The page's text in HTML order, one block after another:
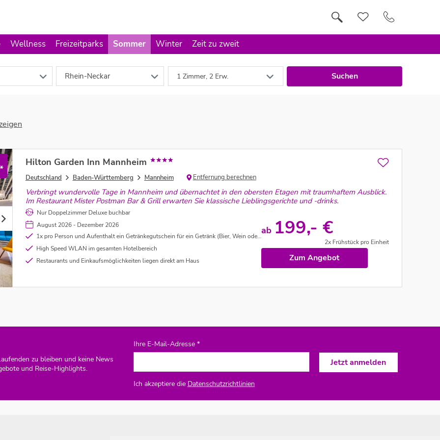
Wellness Freizeitparks Sommer Winter Zeit zu zweit
Rhein-Neckar 1 Zimmer, 2 Erw. Suchen
*
Hilton Garden Inn Mannheim
Deutschland Baden-Württemberg Mannheim Entfernung berechnen
Verbringt wundervolle Tage in Mannheim und übernachtet in den obersten Etagen mit traumhaftem Ausblick.
Im Restaurant Mister Postman Bar & Grill erwarten Sie klassische Lieblingsgerichte und -drinks.
Nur Doppelzimmer Deluxe buchbar
August 2026 - Dezember 2026
1x pro Person und Aufenthalt ein Getränkegutschein für ein Getränk (Bier, Wein oder Softgetränk) in der stylischen Bar "Mr. Postman"
High Speed WLAN im gesamten Hotelbereich
Restaurants und Einkaufsmöglichkeiten liegen direkt am Haus
ab 199,- €
2x Frühstück pro Einheit
Zum Angebot
zu bleiben und keine News
und Reise-Highlights.
Ihre E-Mail-Adresse *
Ich akzeptiere die Datenschutzrichtlinien